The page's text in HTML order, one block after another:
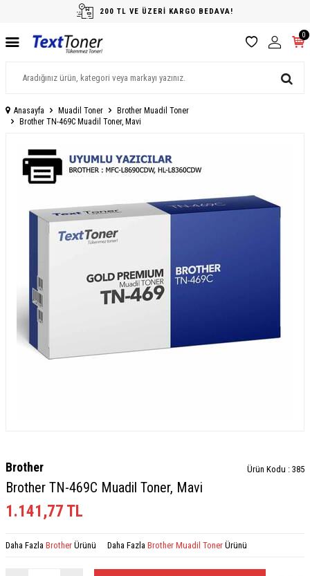
200 TL VE ÜZERİ KARGO BEDAVA!
0
Anasayfa Muadil Toner
Brother Muadil Toner
Brother TN-469C Muadil Toner, Mavi
Brother Ürün Kodu : 385
Brother TN-469C Muadil Toner, Mavi
1.141,77 TL
Daha Fazla Brother Ürünü Daha Fazla Brother Muadil Toner Ürünü